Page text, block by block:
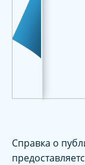
Справка о